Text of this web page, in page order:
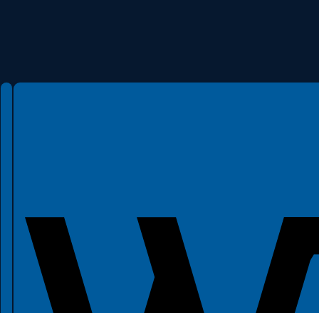
Spełniamy standardy WCAG 2.2
Spełniamy standardy W3C